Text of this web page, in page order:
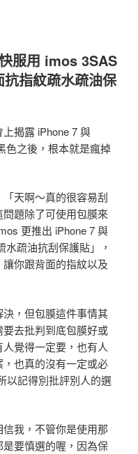
服用 imos 3SAS
指紋疏水疏油保
揭露 iPhone 7 與
色之後，根本就是瘋掉
天啊～真的很容易刮
題除了可使用包膜來
更推出 iPhone 7 與
疏油抗刮保護貼」，
你跟背面的指紋以及
，但包膜這件事情其
去批判到底包膜好或
覺得一定要，也有人
也真的沒有一定或必
以記得別批評別人的選
我，不管你是使用那
要慎選的喔，因為保